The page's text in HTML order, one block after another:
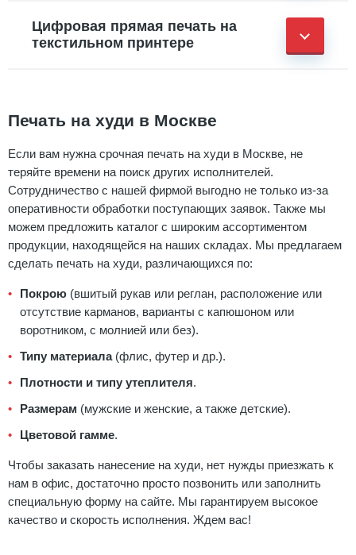
Цифровая прямая печать на
текстильном принтере
Печать на худи в Москве
Если вам нужна срочная печать на худи в Москве, не
теряйте времени на поиск других исполнителей.
Сотрудничество с нашей фирмой выгодно не только из-за
оперативности обработки поступающих заявок. Также мы
можем предложить каталог с широким ассортиментом
продукции, находящейся на наших складах. Мы предлагаем
сделать печать на худи, различающихся по:
Покрою (вшитый рукав или реглан, расположение или
отсутствие карманов, варианты с капюшоном или
воротником, с молнией или без).
Типу материала(флис, футер и др.).
Плотности и типу утеплителя.
Размерам (мужские и женские, а также детские).
Цветовой гамме.
Чтобы заказать нанесение на худи, нет нужды приезжать к
нам в офис, достаточно просто позвонить или заполнить
специальную форму на сайте. Мы гарантируем высокое
качество и скорость исполнения. Ждем вас!